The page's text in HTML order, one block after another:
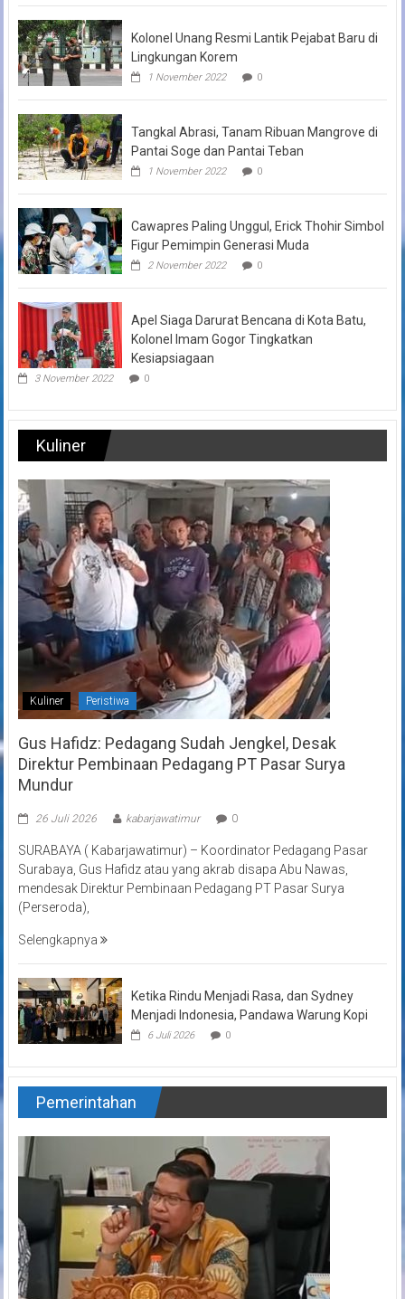
Kolonel Unang Resmi Lantik Pejabat Baru di
Lingkungan Korem
1 November 2022 0
Tangkal Abrasi, Tanam Ribuan Mangrove di
Pantai Soge dan Pantai Teban
1 November 2022 0
Cawapres Paling Unggul, Erick Thohir Simbol
Figur Pemimpin Generasi Muda
2 November 2022 0
Apel Siaga Darurat Bencana di Kota Batu,
Kolonel Imam Gogor Tingkatkan
Kesiapsiagaan
3 November 2022 0
Kuliner
Kuliner Peristiwa
Gus Hafidz: Pedagang Sudah Jengkel, Desak
Direktur Pembinaan Pedagang PT Pasar Surya
Mundur
26 Juli 2026 kabarjawatimur 0
SURABAYA ( Kabarjawatimur) – Koordinator Pedagang Pasar
Surabaya, Gus Hafidz atau yang akrab disapa Abu Nawas,
mendesak Direktur Pembinaan Pedagang PT Pasar Surya
(Perseroda),
Selengkapnya
Ketika Rindu Menjadi Rasa, dan Sydney
Menjadi Indonesia, Pandawa Warung Kopi
6 Juli 2026 0
Pemerintahan